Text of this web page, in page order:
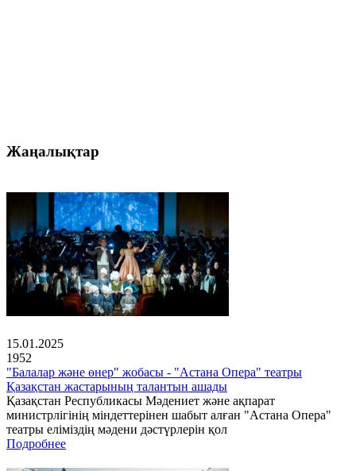
Жаңалықтар
15.01.2025
1952
"Балалар және өнер" жобасы - "Астана Опера" театры
Қазақстан жастарының талантын ашады
Қазақстан Республикасы Мәдениет және ақпарат
министрлігінің міндеттерінен шабыт алған "Астана Опера"
театры еліміздің мәдени дәстүрлерін қол
Подробнее